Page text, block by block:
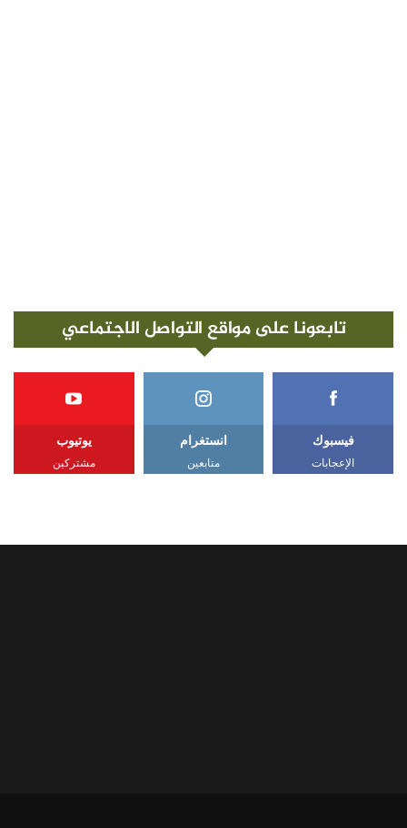
تابعونا على مواقع التواصل الاجتماعي
فيسبوك
الإعجابات
انستغرام
متابعين
يوتيوب
مشتركين